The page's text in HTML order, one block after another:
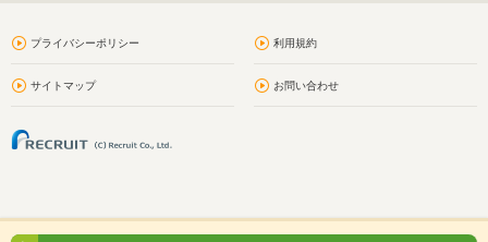
プライバシーポリシー 利用規約
サイトマップ お問い合わせ